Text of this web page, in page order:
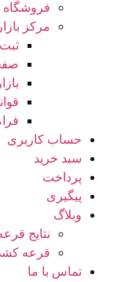
فروشگاه
مرکز
حساب کاربری
سبد خرید
پرداخت
پیگیری
وبلاگ
نتایج
قرعه
تماس با ما